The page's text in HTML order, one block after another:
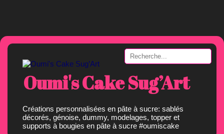
Oumi's Cake Sug’Art
Créations personnalisées en pâte à sucre: sablés
décorés, génoise, dummy, modelages, topper et
supports à bougies en pâte à sucre #oumiscake